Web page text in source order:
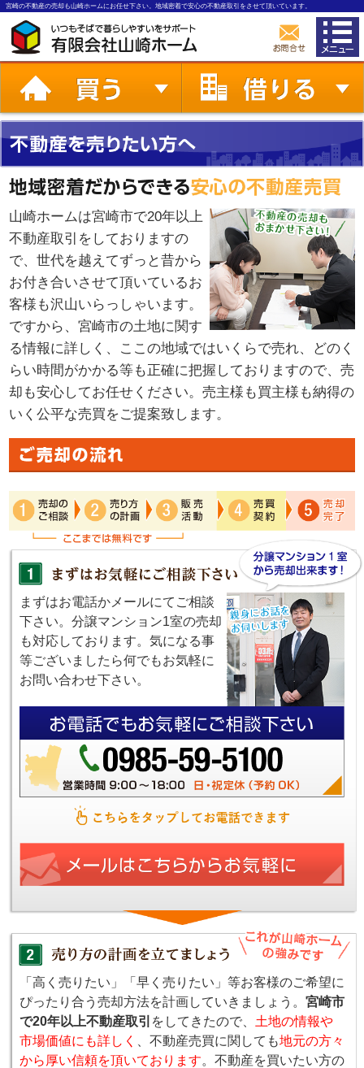
宮崎の不動産の売却も山崎ホームにお任せ下さい。地域密着で安心の不動産取引をさせて頂いています。
山崎ホームは宮崎市で20年以上
不動産取引をしておりますの
で、世代を越えてずっと昔から
お付き合いさせて頂いているお
客様も沢山いらっしゃいます。
ですから、宮崎市の土地に関す
る情報に詳しく、ここの地域ではいくらで売れ、どのく
らい時間がかかる等も正確に把握しておりますので、売
却も安心してお任せください。売主様も買主様も納得の
いく公平な売買をご提案致します。
まずはお電話かメールにてご相談
下さい。分譲マンション1室の売却
も対応しております。気になる事
等ございましたら何でもお気軽に
お問い合わせ下さい。
「高く売りたい」「早く売りたい」等お客様のご希望に
ぴったり合う売却方法を計画していきましょう。 宮崎市
で20年以上不動産取引 をしてきたので、 土地の情報や
市場価値にも詳しく
、不動産売買に関しても地元の方々
から厚い信頼を頂いております。不動産を買いたい方の